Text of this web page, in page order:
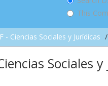
This
- Ciencias Sociales y Jurídicas
Sociales